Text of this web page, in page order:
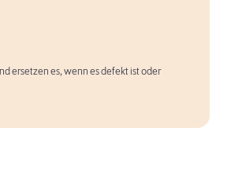
ersetzen es, wenn es defekt ist oder